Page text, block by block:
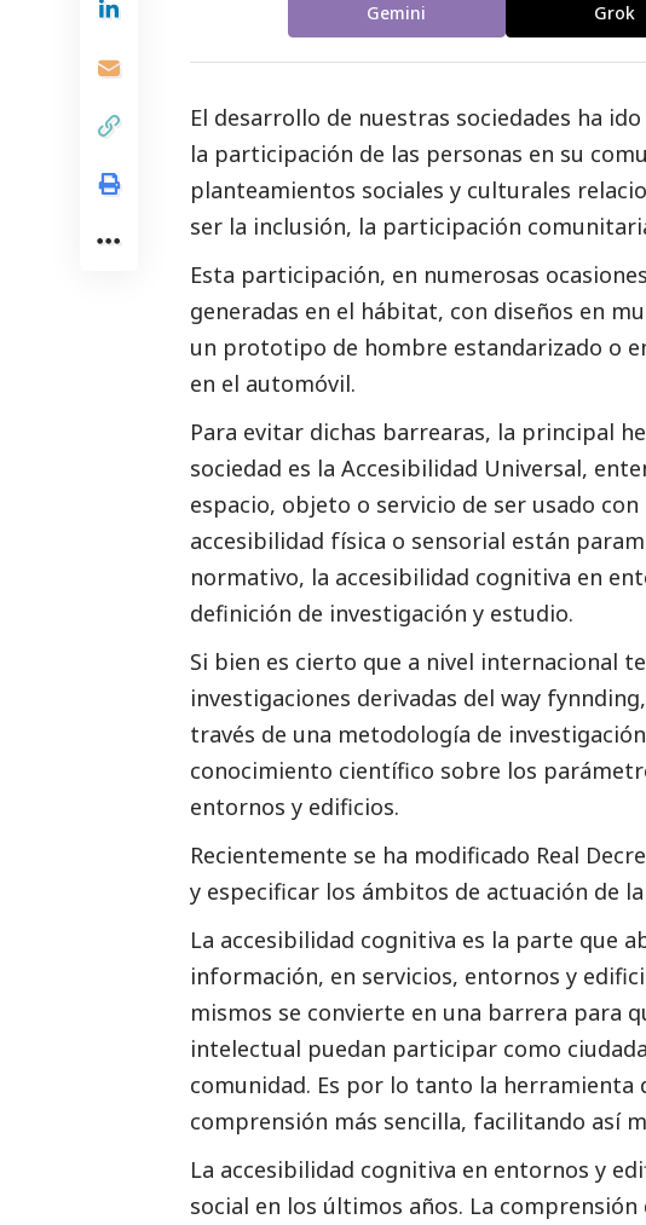
Gemini Grok
El desarrollo de nuestras sociedades ha
la participación de las personas en su
planteamientos sociales y culturales
ser la inclusión, la participación
Esta participación, en numerosas
generadas en el hábitat, con diseños en
un prototipo de hombre estandarizado o
en el automóvil.
Para evitar dichas barrearas, la principal
sociedad es la Accesibilidad Universal,
espacio, objeto o servicio de ser usado
accesibilidad física o sensorial están
normativo, la accesibilidad cognitiva en
definición de investigación y estudio.
Si bien es cierto que a nivel internacional
investigaciones derivadas del way
través de una metodología de
conocimiento científico sobre los
entornos y edificios.
Recientemente se ha modificado Real
y especificar los ámbitos de actuación de
La accesibilidad cognitiva es la parte que
información, en servicios, entornos y
mismos se convierte en una barrera para
intelectual puedan participar como
comunidad. Es por lo tanto la
comprensión más sencilla, facilitando así
La accesibilidad cognitiva en entornos y
social en los últimos años. La